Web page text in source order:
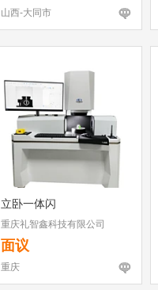
山西-大同市
立卧一体闪
重庆礼智鑫科技有限公司
面议
重庆